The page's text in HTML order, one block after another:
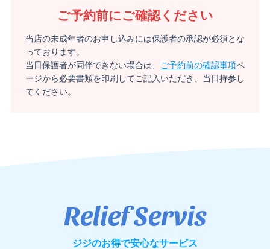
ご予約前にご確認ください
当店の未成年者のお申し込みには保護者の承認が必須とな
っております。
当日保護者が同伴できない場合は、 ご予約前の確認事項ペ
ージから必要書類を印刷してご記入いただき、当日持参し
てください。
Relief Servis
ジジのお得で安心なサービス